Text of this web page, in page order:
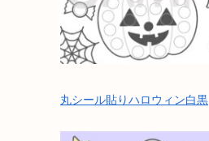
丸シール貼りハロウィン白黒